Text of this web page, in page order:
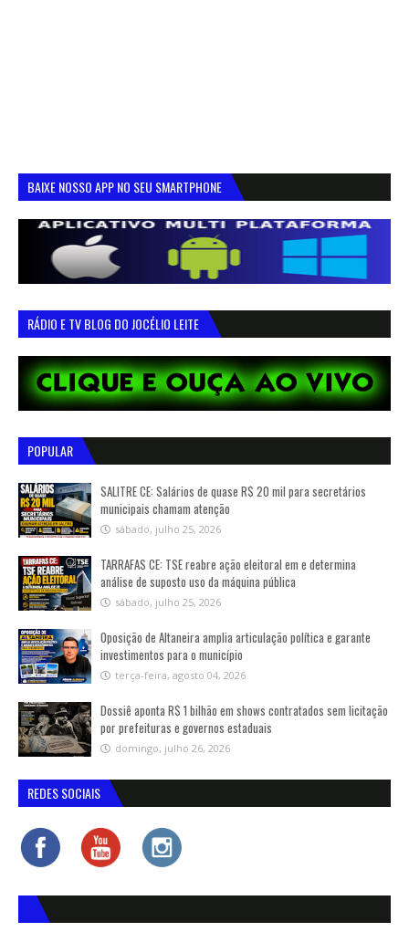
BAIXE NOSSO APP NO SEU SMARTPHONE
RÁDIO E TV BLOG DO JOCÉLIO LEITE
POPULAR
SALITRE CE: Salários de quase R$ 20 mil para secretários
municipais chamam atenção
sábado, julho 25, 2026
TARRAFAS CE: TSE reabre ação eleitoral em e determina
análise de suposto uso da máquina pública
sábado, julho 25, 2026
Oposição de Altaneira amplia articulação política e garante
investimentos para o município
terça-feira, agosto 04, 2026
Dossiê aponta R$ 1 bilhão em shows contratados sem licitação
por prefeituras e governos estaduais
domingo, julho 26, 2026
REDES SOCIAIS